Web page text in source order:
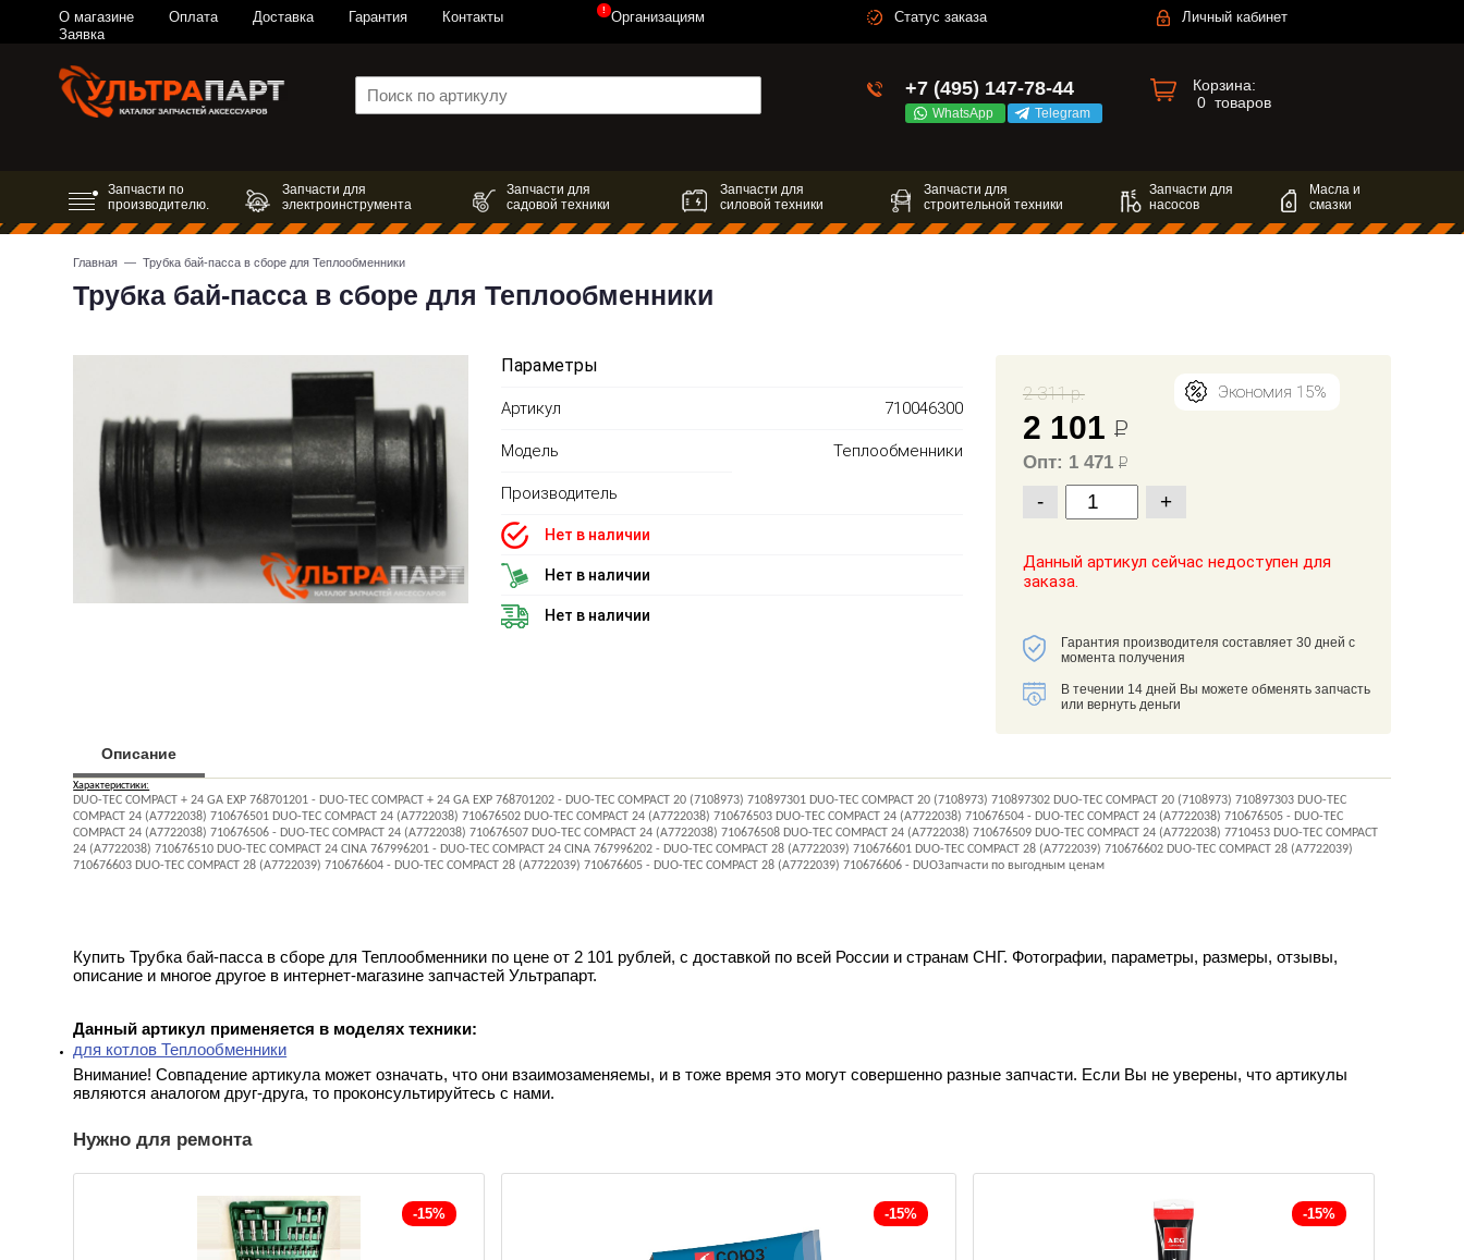
О магазине Оплата Доставка Гарантия
Контакты
Заявка
Организациям
! Статус заказа Личный кабинет
+7 (495) 147-78-44
WhatsApp Telegram
Корзина:
0 товаров
Запчасти по
производителю.
Запчасти для
электроинструмента
Запчасти для
садовой техники
Запчасти для
силовой техники
Запчасти для
строительной техники
Запчасти для
насосов
Масла и
смазки
Главная — Трубка бай-пасса в сборе для Теплообменники
Трубка бай-пасса в сборе для Теплообменники
Параметры
Артикул 710046300
Модель Теплообменники
Производитель
Нет в наличии
Нет в наличии
Нет в наличии
2 311 р. Экономия 15%
2 101 Р
Опт: 1 471 Р
- +
Данный артикул сейчас недоступен для
заказа.
Гарантия производителя составляет 30 дней с
момента получения
В течении 14 дней Вы можете обменять запчасть
или вернуть деньги
Описание
Характеристики:
DUO-TEC COMPACT + 24 GA EXP 768701201 - DUO-TEC COMPACT + 24 GA EXP 768701202 - DUO-TEC COMPACT 20 (7108973) 710897301 DUO-TEC COMPACT 20 (7108973) 710897302 DUO-TEC COMPACT 20 (7108973) 710897303 DUO-TEC
COMPACT 24 (A7722038) 710676501 DUO-TEC COMPACT 24 (A7722038) 710676502 DUO-TEC COMPACT 24 (A7722038) 710676503 DUO-TEC COMPACT 24 (A7722038) 710676504 - DUO-TEC COMPACT 24 (A7722038) 710676505 - DUO-TEC
COMPACT 24 (A7722038) 710676506 - DUO-TEC COMPACT 24 (A7722038) 710676507 DUO-TEC COMPACT 24 (A7722038) 710676508 DUO-TEC COMPACT 24 (A7722038) 710676509 DUO-TEC COMPACT 24 (A7722038) 7710453 DUO-TEC COMPACT
24 (A7722038) 710676510 DUO-TEC COMPACT 24 CINA 767996201 - DUO-TEC COMPACT 24 CINA 767996202 - DUO-TEC COMPACT 28 (A7722039) 710676601 DUO-TEC COMPACT 28 (A7722039) 710676602 DUO-TEC COMPACT 28 (A7722039)
710676603 DUO-TEC COMPACT 28 (A7722039) 710676604 - DUO-TEC COMPACT 28 (A7722039) 710676605 - DUO-TEC COMPACT 28 (A7722039) 710676606 - DUOЗапчасти по выгодным ценам
Купить Трубка бай-пасса в сборе для Теплообменники по цене от 2 101 рублей, с доставкой по всей России и странам СНГ. Фотографии, параметры, размеры, отзывы,
описание и многое другое в интернет-магазине запчастей Ультрапарт.
Данный артикул применяется в моделях техники:
для котлов Теплообменники
Внимание! Совпадение артикула может означать, что они взаимозаменяемы, и в тоже время это могут совершенно разные запчасти. Если Вы не уверены, что артикулы
являются аналогом друг-друга, то проконсультируйтесь с нами.
Нужно для ремонта
-15% -15% -15%